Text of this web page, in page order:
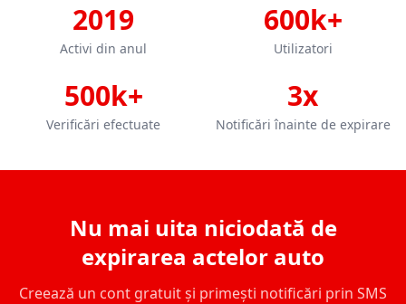
2019
Activi din anul
600k+
Utilizatori
500k+
Verificări efectuate
3x
Notificări înainte de expirare
Nu mai uita niciodată de
expirarea actelor auto
Creează un cont gratuit și primești notificări prin SMS